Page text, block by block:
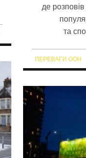
де
та
ПЕРЕВАГИ OOH